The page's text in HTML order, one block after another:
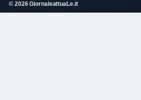
© 2026 GiornaleattuaLe.it